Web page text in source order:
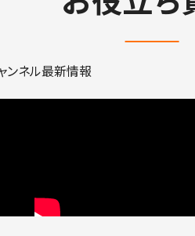
ンネル最新情報